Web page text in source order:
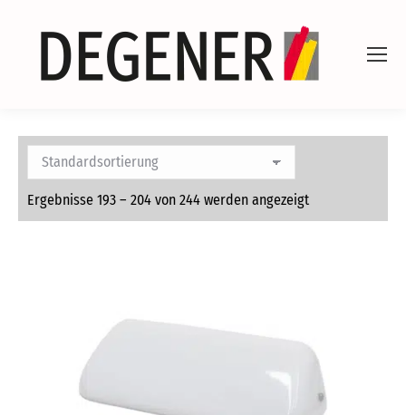
Ergebnisse 193 – 204 von 244 werden angezeigt